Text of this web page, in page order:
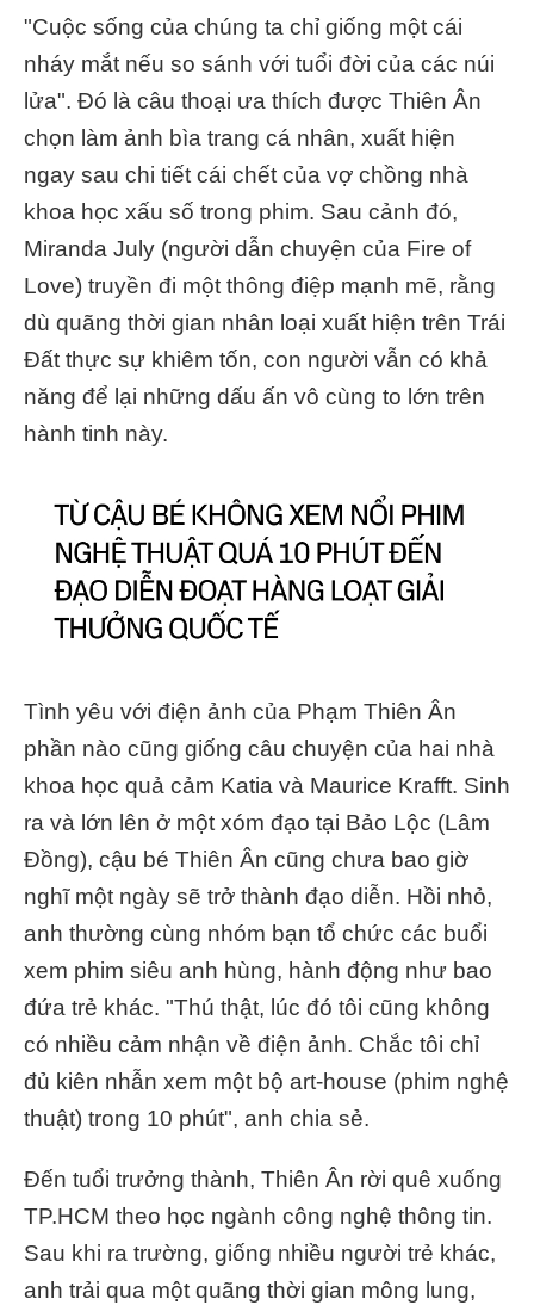
"Cuộc sống của chúng ta chỉ giống một cái
nháy mắt nếu so sánh với tuổi đời của các núi
lửa". Đó là câu thoại ưa thích được Thiên Ân
chọn làm ảnh bìa trang cá nhân, xuất hiện
ngay sau chi tiết cái chết của vợ chồng nhà
khoa học xấu số trong phim. Sau cảnh đó,
Miranda July (người dẫn chuyện của Fire of
Love) truyền đi một thông điệp mạnh mẽ, rằng
dù quãng thời gian nhân loại xuất hiện trên Trái
Đất thực sự khiêm tốn, con người vẫn có khả
năng để lại những dấu ấn vô cùng to lớn trên
hành tinh này.
Tình yêu với điện ảnh của Phạm Thiên Ân
phần nào cũng giống câu chuyện của hai nhà
khoa học quả cảm Katia và Maurice Krafft. Sinh
ra và lớn lên ở một xóm đạo tại Bảo Lộc (Lâm
Đồng), cậu bé Thiên Ân cũng chưa bao giờ
nghĩ một ngày sẽ trở thành đạo diễn. Hồi nhỏ,
anh thường cùng nhóm bạn tổ chức các buổi
xem phim siêu anh hùng, hành động như bao
đứa trẻ khác. "Thú thật, lúc đó tôi cũng không
có nhiều cảm nhận về điện ảnh. Chắc tôi chỉ
đủ kiên nhẫn xem một bộ art-house (phim nghệ
thuật) trong 10 phút", anh chia sẻ.
Đến tuổi trưởng thành, Thiên Ân rời quê xuống
TP.HCM theo học ngành công nghệ thông tin.
Sau khi ra trường, giống nhiều người trẻ khác,
anh trải qua một quãng thời gian mông lung,